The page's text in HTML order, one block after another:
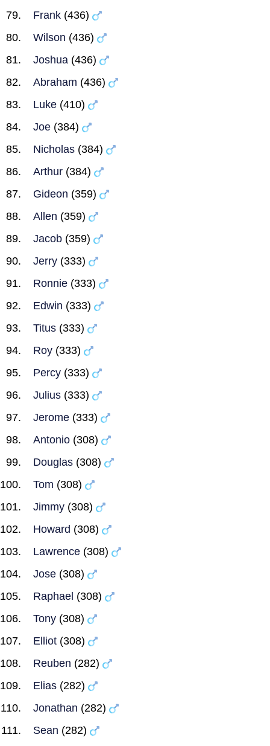
Frank (436)
Wilson (436)
Joshua (436)
Abraham (436)
Luke (410)
Joe (384)
Nicholas (384)
Arthur (384)
Gideon (359)
Allen (359)
Jacob (359)
Jerry (333)
Ronnie (333)
Edwin (333)
Titus (333)
Roy (333)
Percy (333)
Julius (333)
Jerome (333)
Antonio (308)
Douglas (308)
Tom (308)
Jimmy (308)
Howard (308)
Lawrence (308)
Jose (308)
Raphael (308)
Tony (308)
Elliot (308)
Reuben (282)
Elias (282)
Jonathan (282)
Sean (282)